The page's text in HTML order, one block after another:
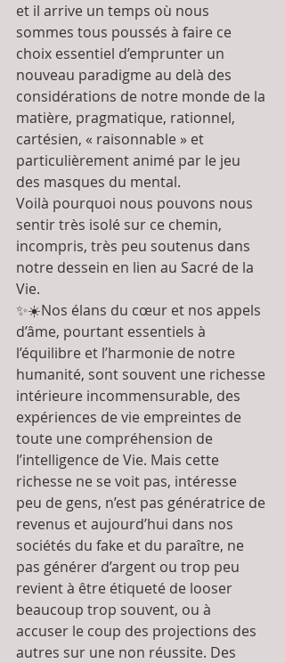
et il arrive un temps où nous
sommes tous poussés à faire ce
choix essentiel d’emprunter un
nouveau paradigme au delà des
considérations de notre monde de la
matière, pragmatique, rationnel,
cartésien, « raisonnable » et
particulièrement animé par le jeu
des masques du mental.
Voilà pourquoi nous pouvons nous
sentir très isolé sur ce chemin,
incompris, très peu soutenus dans
notre dessein en lien au Sacré de la
Vie.
✨☀️Nos élans du cœur et nos appels
d’âme, pourtant essentiels à
l’équilibre et l’harmonie de notre
humanité, sont souvent une richesse
intérieure incommensurable, des
expériences de vie empreintes de
toute une compréhension de
l’intelligence de Vie. Mais cette
richesse ne se voit pas, intéresse
peu de gens, n’est pas génératrice de
revenus et aujourd’hui dans nos
sociétés du fake et du paraître, ne
pas générer d’argent ou trop peu
revient à être étiqueté de looser
beaucoup trop souvent, ou à
accuser le coup des projections des
autres sur une non réussite. Des